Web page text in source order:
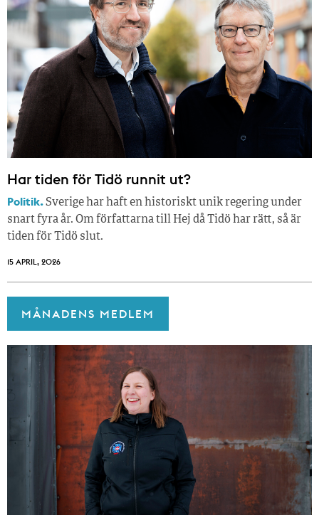
Har tiden för Tidö runnit ut?
Politik.Sverige har haft en historiskt unik regering under
snart fyra år. Om författarna till Hej då Tidö har rätt, så är
tiden för Tidö slut.
15 APRIL, 2026
MÅNADENS MEDLEM